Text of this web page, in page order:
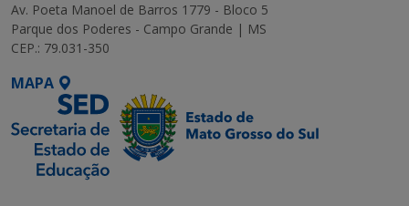
Av. Poeta Manoel de Barros 1779 - Bloco 5
Parque dos Poderes - Campo Grande | MS
CEP.: 79.031-350
MAPA